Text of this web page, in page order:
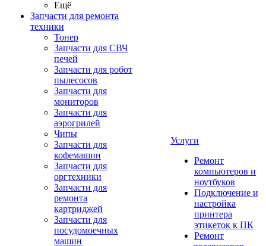
Ещё
Запчасти для ремонта
техники
Тонер
Запчасти для СВЧ
печей
Запчасти для робот
пылесосов
Запчасти для
мониторов
Запчасти для
аэрогрилей
Чипы
Запчасти для
кофемашин
Запчасти для
оргтехники
Запчасти для
ремонта
картриджей
Запчасти для
посудомоечных
машин
Услуги
Ремонт
компьютеров и
ноутбуков
Подключение и
настройка
принтера
этикеток к ПК
Ремонт